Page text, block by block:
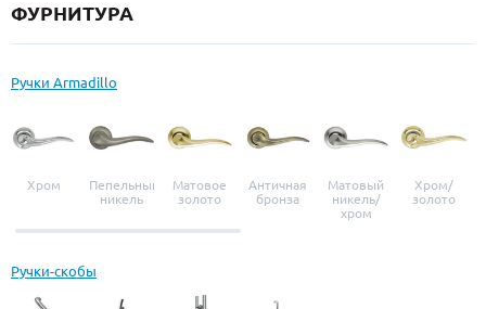
ФУРНИТУРА
Ручки Armadillo
Хром
Пепельный
никель
Матовое
золото
Античная
бронза
Матовый
никель/
хром
Хром/
золото
Ручки-скобы